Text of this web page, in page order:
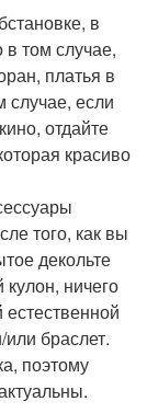
в
в том случае,
платья в
если
отдайте
красиво
того, как вы
декольте
ничего
браслет.
поэтому